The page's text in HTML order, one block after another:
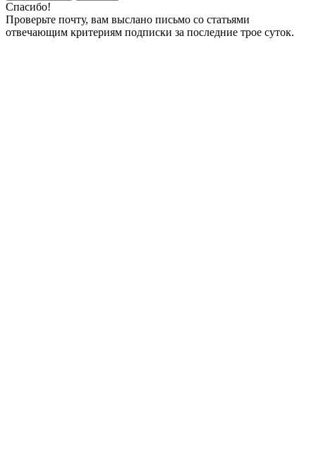
Спасибо!
Проверьте почту, вам выслано письмо со статьями
отвечающим критериям подписки за последние трое суток.